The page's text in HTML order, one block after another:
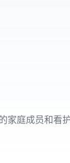
家庭成员和看